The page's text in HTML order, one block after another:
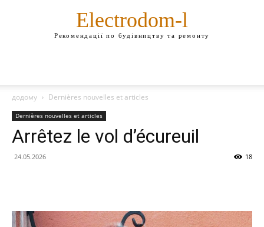
Electrodom-l
Рекомендації по будівництву та ремонту
додому Dernières nouvelles et articles
Dernières nouvelles et articles
Arrêtez le vol d’écureuil
24.05.2026 18